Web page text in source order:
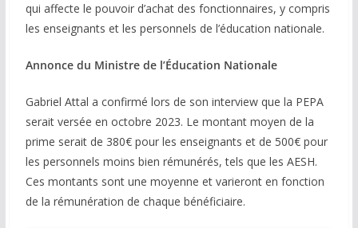
qui affecte le pouvoir d’achat des fonctionnaires, y compris
les enseignants et les personnels de l’éducation nationale.
Annonce du Ministre de l’Éducation Nationale
Gabriel Attal a confirmé lors de son interview que la PEPA
serait versée en octobre 2023. Le montant moyen de la
prime serait de 380€ pour les enseignants et de 500€ pour
les personnels moins bien rémunérés, tels que les AESH.
Ces montants sont une moyenne et varieront en fonction
de la rémunération de chaque bénéficiaire.